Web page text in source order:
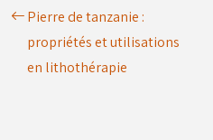
Pierre de tanzanie :
propriétés et utilisations
en lithothérapie